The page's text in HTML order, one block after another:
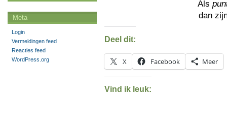
Als
dan
Deel dit:
X Facebook Meer
Vind ik leuk:
Meta
Login
Vermeldingen feed
Reacties feed
WordPress.org